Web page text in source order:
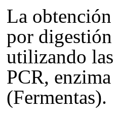
La obtención
por
utilizando
PCR,
(Fermentas).